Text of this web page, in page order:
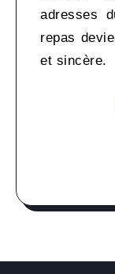
adresses
repas
et sincère.